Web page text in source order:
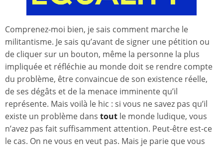
Comprenez-moi bien, je sais comment marche le
militantisme. Je sais qu’avant de signer une pétition ou
de cliquer sur un bouton, même la personne la plus
impliquée et réfléchie au monde doit se rendre compte
du problème, être convaincue de son existence réelle,
de ses dégâts et de la menace imminente qu’il
représente. Mais voilà le hic : si vous ne savez pas qu’il
existe un problème dans tout le monde ludique, vous
n’avez pas fait suffisamment attention. Peut-être est-ce
le cas. On ne vous en veut pas. Mais je parie que vous